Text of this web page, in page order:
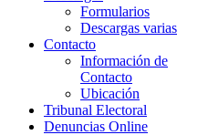
Formularios
Descargas varias
Contacto
Información de
Contacto
Ubicación
Tribunal Electoral
Denuncias Online